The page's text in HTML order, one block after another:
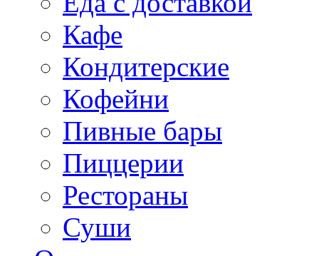
Кафе
Кондитерские
Кофейни
Пивные бары
Пиццерии
Рестораны
Суши